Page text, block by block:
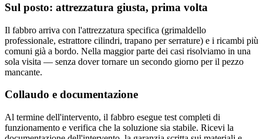
Sul posto: attrezzatura giusta, prima volta
Il fabbro arriva con l'attrezzatura specifica (grimaldello
professionale, estrattore cilindri, trapano per serrature) e i ricambi più
comuni già a bordo. Nella maggior parte dei casi risolviamo in una
sola visita — senza dover tornare un secondo giorno per il pezzo
mancante.
Collaudo e documentazione
Al termine dell'intervento, il fabbro esegue test completi di
funzionamento e verifica che la soluzione sia stabile. Ricevi la